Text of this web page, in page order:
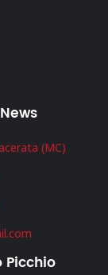
(MC)
Picchio